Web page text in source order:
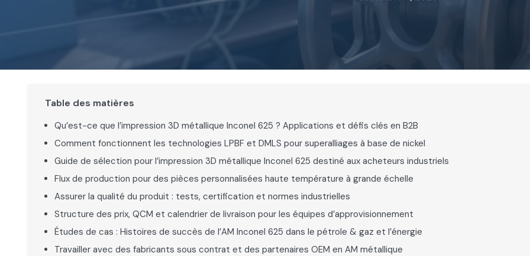
Table des matières
Qu’est-ce que l’impression 3D métallique Inconel 625 ? Applications et défis clés en B2B
Comment fonctionnent les technologies LPBF et DMLS pour superalliages à base de nickel
Guide de sélection pour l’impression 3D métallique Inconel 625 destiné aux acheteurs industriels
Flux de production pour des pièces personnalisées haute température à grande échelle
Assurer la qualité du produit : tests, certification et normes industrielles
Structure des prix, QCM et calendrier de livraison pour les équipes d’approvisionnement
Études de cas : Histoires de succès de l’AM Inconel 625 dans le pétrole & gaz et l’énergie
Travailler avec des fabricants sous contrat et des partenaires OEM en AM métallique